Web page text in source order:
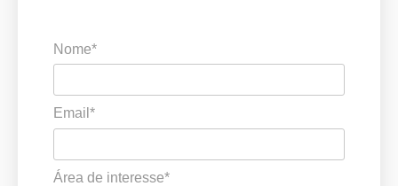
Nome*
Email*
Área de interesse*